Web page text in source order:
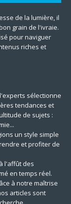
de la lumière, il
grain de l'ivraie.
pour naviguer
riches et
sélectionne
tendances et
de sujets :
un style simple
et profiter de
l'affût des
en temps réel.
à notre maîtrise
articles sont